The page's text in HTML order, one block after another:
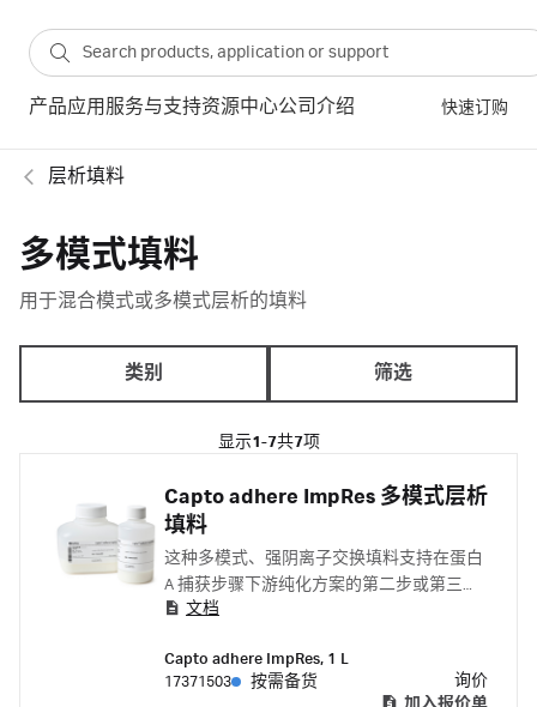
产品应用 服务与支持资源中心公司介绍 快速订购
层析填料
多模式填料
用于混合模式或多模式层析的填料
类别 筛选
显示1-7共7项
Capto adhere ImpRes 多模式层析
填料
这种多模式、强阴离子交换填料支持在蛋白
A 捕获步骤下游纯化方案的第二步或第三步
中对单抗进行有效精纯。
文档
Capto adhere ImpRes, 1 L
17371503
按需备货
询价
加入报价单